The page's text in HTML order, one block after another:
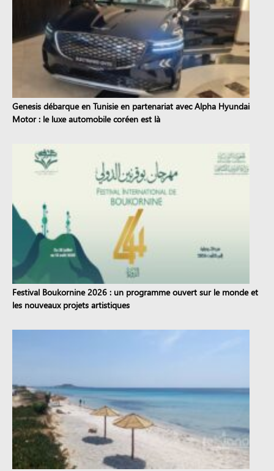
Genesis débarque en Tunisie en partenariat avec Alpha Hyundai
Motor : le luxe automobile coréen est là
Festival Boukornine 2026 : un programme ouvert sur le monde et
les nouveaux projets artistiques